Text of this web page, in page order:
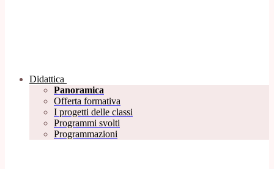
Didattica
Panoramica
Offerta formativa
I progetti delle classi
Programmi svolti
Programmazioni